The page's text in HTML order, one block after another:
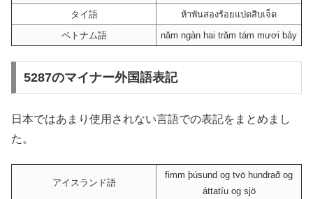
タイ語
ห้าพันสองร้อยแปดสิบเจ็ด
ベトナム語
năm ngàn hai trăm tám mươi bảy
5287のマイナー外国語表記
日本ではあまり使用されない言語での表記をまとめまし
た。
アイスランド語
fimm þúsund og tvö hundrað og
áttatíu og sjö